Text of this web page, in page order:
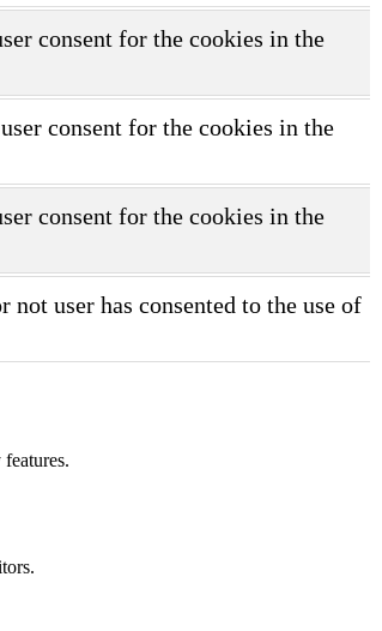
consent for the cookies in the
consent for the cookies in the
consent for the cookies in the
user has consented to the use of